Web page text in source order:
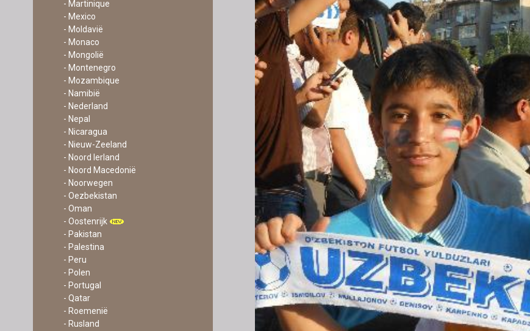
- Martinique
- Mexico
- Moldavië
- Monaco
- Mongolië
- Montenegro
- Mozambique
- Namibië
- Nederland
- Nepal
- Nicaragua
- Nieuw-Zeeland
- Noord Ierland
- Noord Macedonië
- Noorwegen
- Oezbekistan
- Oman
- Oostenrijk
- Pakistan
- Palestina
- Peru
- Polen
- Portugal
- Qatar
- Roemenië
- Rusland